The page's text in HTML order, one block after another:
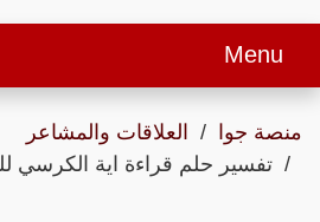
Menu
منصة جوا
العلاقات والمشاعر
تفسير حلم قراءة اية الكرسي